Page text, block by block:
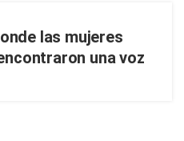
las mujeres
una voz